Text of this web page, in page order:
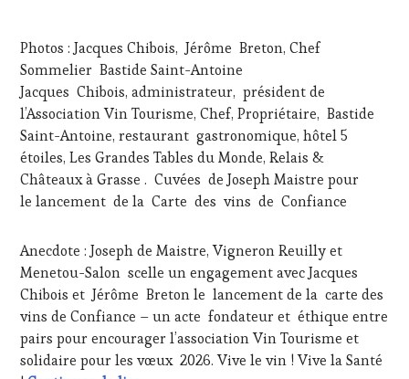
INVITATIONS
&
DÉGUSTATIONS,
WINE
TASTING,
JEU
MASTERCLASS
MÉDIAS,
PRESSE
ÉCRITE,
WEB,
OENOTOURISME,
PARTENAIRES
VIN
TOURISME
PRODUCTEURS
TERROIR,
2026
Photos : Jacques Chibois, Jérôme Breton, Chef
Sommelier Bastide Saint-Antoine
Jacques Chibois, administrateur, président de
l’Association Vin Tourisme, Chef, Propriétaire, Bastide
Saint-Antoine, restaurant gastronomique, hôtel 5
étoiles, Les Grandes Tables du Monde, Relais &
Châteaux à Grasse . Cuvées de Joseph Maistre pour
le lancement de la Carte des vins de Confiance
Anecdote : Joseph de Maistre, Vigneron Reuilly et
Menetou-Salon scelle un engagement avec Jacques
Chibois et Jérôme Breton le lancement de la carte des
vins de Confiance – un acte fondateur et éthique entre
pairs pour encourager l’association Vin Tourisme et
solidaire pour les vœux 2026. Vive le vin ! Vive la Santé